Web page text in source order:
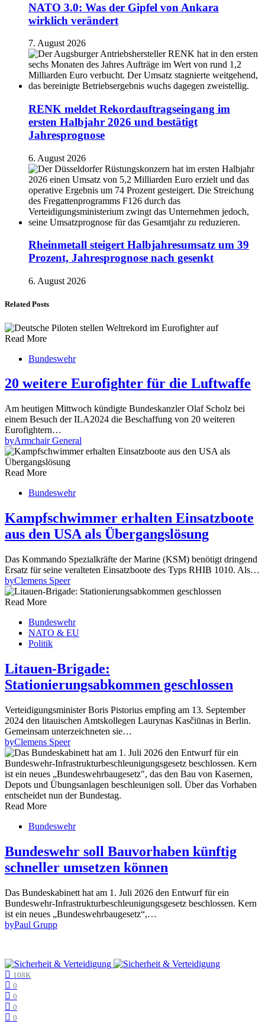
NATO 3.0: Was der Gipfel von Ankara
wirklich verändert
7. August 2026
RENK meldet Rekordauftragseingang im
ersten Halbjahr 2026 und bestätigt
Jahresprognose
6. August 2026
Rheinmetall steigert Halbjahresumsatz um 39
Prozent, Jahresprognose nach gesenkt
6. August 2026
Related Posts
Read More
Bundeswehr
20 weitere Eurofighter für die Luftwaffe
Am heutigen Mittwoch kündigte Bundeskanzler Olaf Scholz bei
einem Besuch der ILA2024 die Beschaffung von 20 weiteren
Eurofightern…
byArmchair General
Read More
Bundeswehr
Kampfschwimmer erhalten Einsatzboote
aus den USA als Übergangslösung
Das Kommando Spezialkräfte der Marine (KSM) benötigt dringend
Ersatz für seine veralteten Einsatzboote des Typs RHIB 1010. Als…
byClemens Speer
Read More
Bundeswehr
NATO & EU
Politik
Litauen-Brigade:
Stationierungsabkommen geschlossen
Verteidigungsminister Boris Pistorius empfing am 13. September
2024 den litauischen Amtskollegen Laurynas Kasčiūnas in Berlin.
Gemeinsam unterzeichneten sie…
byClemens Speer
Read More
Bundeswehr
Bundeswehr soll Bauvorhaben künftig
schneller umsetzen können
Das Bundeskabinett hat am 1. Juli 2026 den Entwurf für ein
Bundeswehr-Infrastrukturbeschleunigungsgesetz beschlossen. Kern
ist ein neues „Bundeswehrbaugesetz“,…
byPaul Grupp
108K
0
0
0
0